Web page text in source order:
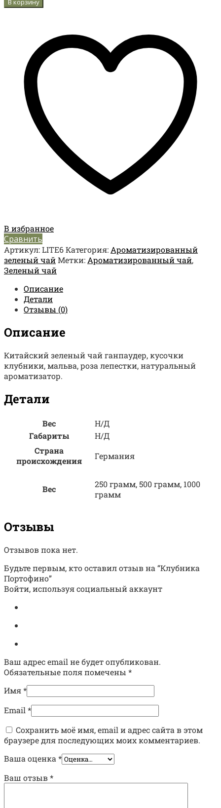
В корзину
В избранное
Сравнить
Артикул:LITE6Категория: Ароматизированный
зеленый чай Метки: Ароматизированный чай,
Зеленый чай
Описание
Детали
Отзывы (0)
Описание
Китайский зеленый чай ганпаудер, кусочки
клубники, мальва, роза лепестки, натуральный
ароматизатор.
Детали
Вес
Н/Д
Габариты
Н/Д
Страна
происхождения
Германия
Вес
250 грамм, 500 грамм, 1000
грамм
Отзывы
Отзывов пока нет.
Будьте первым, кто оставил отзыв на “Клубника
Портофино”
Войти, используя социальный аккаунт
Ваш адрес email не будет опубликован.
Обязательные поля помечены *
Имя*
Email *
Сохранить моё имя, email и адрес сайта в этом
браузере для последующих моих комментариев.
Ваша оценка *
Ваш отзыв*